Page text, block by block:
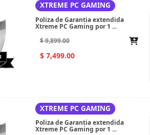
XTREME PC GAMING
Poliza de Garantia extendida
Xtreme PC Gaming por 1 ...
$ 9,899.00
$ 7,499.00
XTREME PC GAMING
Poliza de Garantia extendida
Xtreme PC Gaming por 1 ...